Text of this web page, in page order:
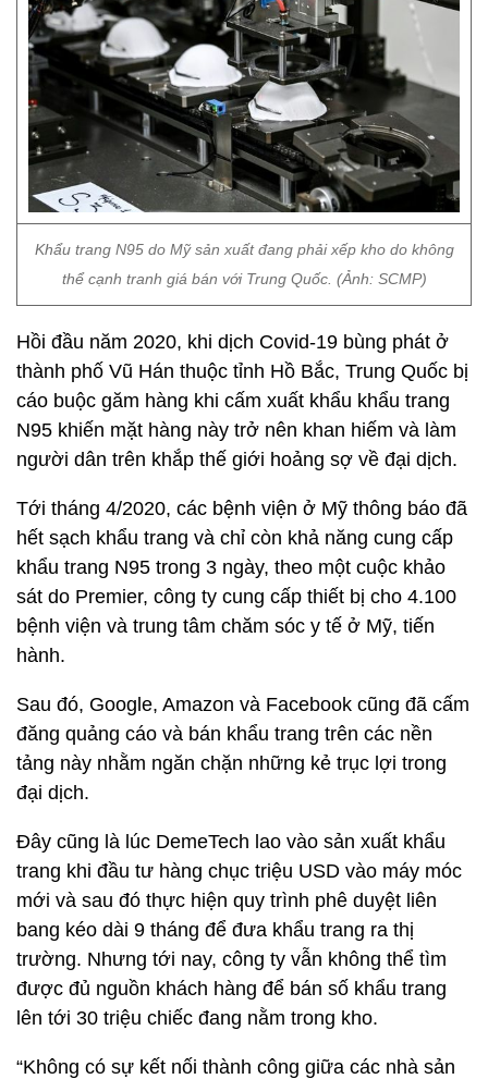
Khẩu trang N95 do Mỹ sản xuất đang phải xếp kho do không
thể cạnh tranh giá bán với Trung Quốc. (Ảnh: SCMP)
Hồi đầu năm 2020, khi dịch Covid-19 bùng phát ở
thành phố Vũ Hán thuộc tỉnh Hồ Bắc, Trung Quốc bị
cáo buộc găm hàng khi cấm xuất khẩu khẩu trang
N95 khiến mặt hàng này trở nên khan hiếm và làm
người dân trên khắp thế giới hoảng sợ về đại dịch.
Tới tháng 4/2020, các bệnh viện ở Mỹ thông báo đã
hết sạch khẩu trang và chỉ còn khả năng cung cấp
khẩu trang N95 trong 3 ngày, theo một cuộc khảo
sát do Premier, công ty cung cấp thiết bị cho 4.100
bệnh viện và trung tâm chăm sóc y tế ở Mỹ, tiến
hành.
Sau đó, Google, Amazon và Facebook cũng đã cấm
đăng quảng cáo và bán khẩu trang trên các nền
tảng này nhằm ngăn chặn những kẻ trục lợi trong
đại dịch.
Đây cũng là lúc DemeTech lao vào sản xuất khẩu
trang khi đầu tư hàng chục triệu USD vào máy móc
mới và sau đó thực hiện quy trình phê duyệt liên
bang kéo dài 9 tháng để đưa khẩu trang ra thị
trường. Nhưng tới nay, công ty vẫn không thể tìm
được đủ nguồn khách hàng để bán số khẩu trang
lên tới 30 triệu chiếc đang nằm trong kho.
“Không có sự kết nối thành công giữa các nhà sản